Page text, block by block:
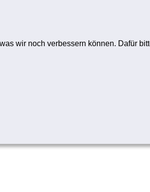
wir noch verbessern können. Dafür